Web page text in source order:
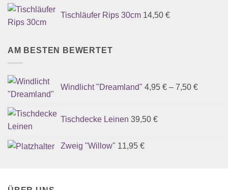
Tischläufer Rips 30cm 14,50 €
AM BESTEN BEWERTET
Windlicht "Dreamland" 4,95 € – 7,50 €
Tischdecke Leinen 39,50 €
Zweig "Willow" 11,95 €